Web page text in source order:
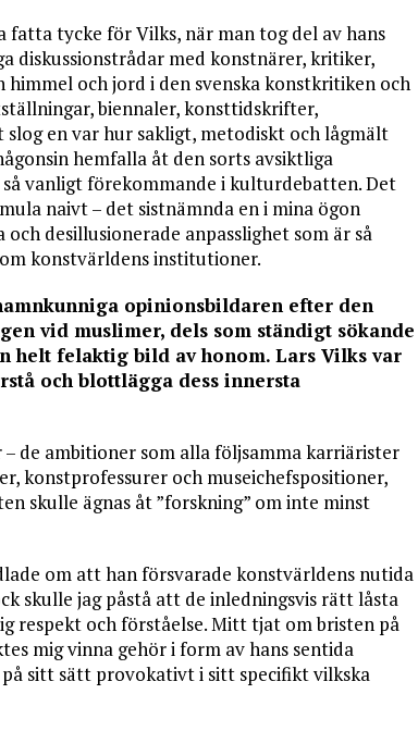
tycke för Vilks, när man tog del av hans
diskussionstrådar med konstnärer, kritiker,
och jord i den svenska konstkritiken och
biennaler, konsttidskrifter,
en var hur sakligt, metodiskt och lågmält
hemfalla åt den sorts avsiktliga
vanligt förekommande i kulturdebatten. Det
naivt – det sistnämnda en i mina ögon
desillusionerade anpasslighet som är så
konstvärldens institutioner.
opinionsbildaren efter den
vid muslimer, dels som ständigt sökande
helt felaktig bild av honom. Lars Vilks var
och blottlägga dess innersta
de ambitioner som alla följsamma karriärister
konstprofessurer och museichefspositioner,
skulle ägnas åt ”forskning” om inte minst
om att han försvarade konstvärldens nutida
skulle jag påstå att de inledningsvis rätt låsta
respekt och förståelse. Mitt tjat om bristen på
mig vinna gehör i form av hans sentida
sitt sätt provokativt i sitt specifikt vilkska